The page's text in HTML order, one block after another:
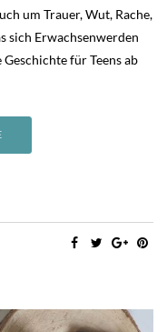
um Trauer, Wut, Rache,
sich Erwachsenwerden
für Teens ab